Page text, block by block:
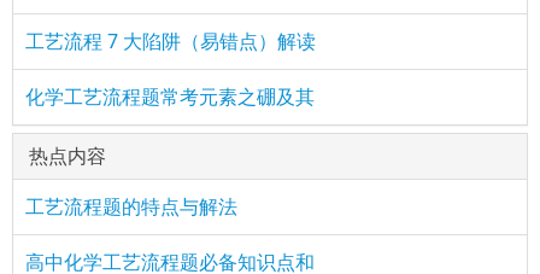
工艺流程 7 大陷阱（易错点）解读
化学工艺流程题常考元素之硼及其
热点内容
工艺流程题的特点与解法
高中化学工艺流程题必备知识点和